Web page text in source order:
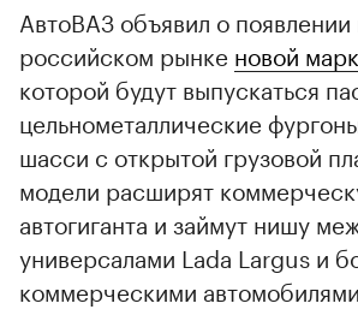
АвтоВАЗ объявил о появлении
российском рынке новой
которой будут выпускаться
цельнометаллические
шасси с открытой грузовой
модели расширят
автогиганта и займут нишу
универсалами Lada Largus и
коммерческими автомобилями.